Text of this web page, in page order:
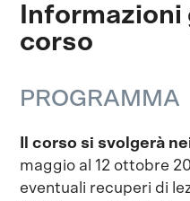
Informazioni
corso
PROGRAMMA
Il corso si svolgerà
maggio al 12 ottobre
eventuali recuperi di